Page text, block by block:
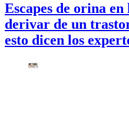
Escapes de orina
derivar de un
esto dicen los